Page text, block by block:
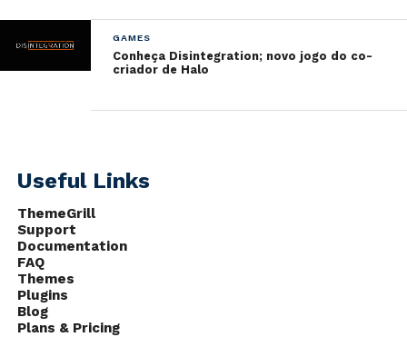
GAMES
Conheça Disintegration; novo jogo do co-
criador de Halo
Useful Links
ThemeGrill
Support
Documentation
FAQ
Themes
Plugins
Blog
Plans & Pricing